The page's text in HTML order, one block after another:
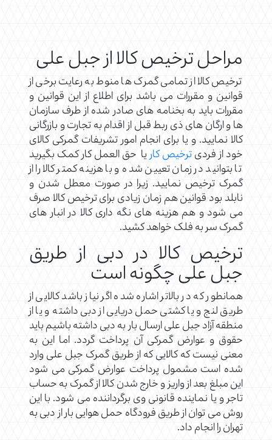
مراحل ترخیص کالا از جبل علی
ترخیص کالا از تمامی گمرک ها منوط به رعایت برخی از
قوانین و مقررات می باشد برای اطلاع از این قوانین و
مقررات باید به بخنامه های صادر شده از طرف سازمان
ها و ارگان های ذی ربط قبل از اقدام به تجارت و بازرگانی
کالا نمایید. و یا برای انجام امور تشریفات گمرکی کالای
خود از فردیترخیص کاریا حق العمل کار کمک بگیرید
تا بتوانید در زمان تعیین شده و با هزینه کمتر کالا را از
گمرک ترخیص نمایید. زیرا در صورت معطل شدن و
نابلد بود قوانین هم زمان زیادی برای ترخیص کالا صرف
می شود و هم هزینه های نگه داری کالا در انبار های
گمرک سر به فلک خواهد کشید.
ترخیص کالا در دبی از طریق
جبل علی چگونه است
همانطور که در بالاتر اشاره شده اگر نیاز باشد کالایی از
طریق لنج و یا کشتی حمل دریایی از دبی داشته و یا از
منطقه آزاد جبل علی ارسال بار به دبی داشته باشیم باید
حقوق و عوارض گمرکی آن پرداخت گردد. اما این به
معنی نیست که کالایی که از طریق گمرک جبل علی وارد
شده است مشمول پرداخت عوارض گمرکی می شود
این مبلغ بعد از واریز و خارج شدن کالا از گمرک به حساب
تاجر و یا نماینده قانونی وی برگرداننده می شود. با این
روش می توان از طریق فرودگاه حمل هوایی بار از دبی به
تهران را انجام داد.